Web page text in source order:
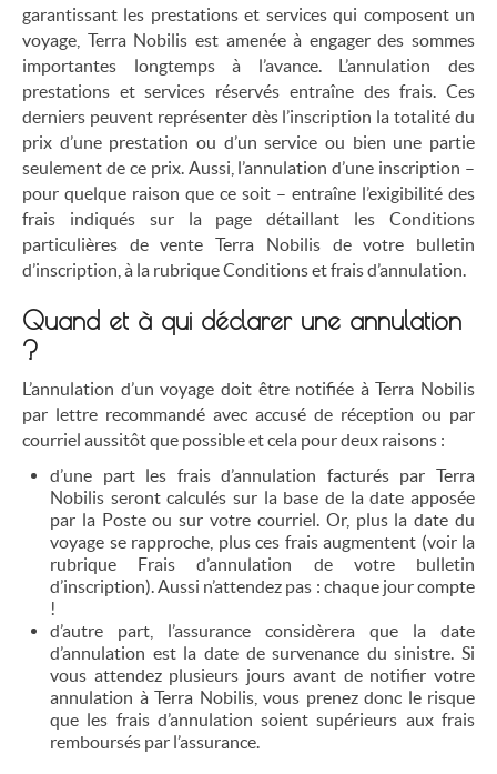
garantissant les prestations et services qui composent un
voyage, Terra Nobilis est amenée à engager des sommes
importantes longtemps à l’avance. L’annulation des
prestations et services réservés entraîne des frais. Ces
derniers peuvent représenter dès l’inscription la totalité du
prix d’une prestation ou d’un service ou bien une partie
seulement de ce prix. Aussi, l’annulation d’une inscription –
pour quelque raison que ce soit – entraîne l’exigibilité des
frais indiqués sur la page détaillant les Conditions
particulières de vente Terra Nobilis de votre bulletin
d’inscription, à la rubrique Conditions et frais d’annulation.
Quand et à qui déclarer une annulation
?
L’annulation d’un voyage doit être notifiée à Terra Nobilis
par lettre recommandé avec accusé de réception ou par
courriel aussitôt que possible et cela pour deux raisons :
d’une part les frais d’annulation facturés par Terra
Nobilis seront calculés sur la base de la date apposée
par la Poste ou sur votre courriel. Or, plus la date du
voyage se rapproche, plus ces frais augmentent (voir la
rubrique Frais d’annulation de votre bulletin
d’inscription). Aussi n’attendez pas : chaque jour compte
!
d’autre part, l’assurance considèrera que la date
d’annulation est la date de survenance du sinistre. Si
vous attendez plusieurs jours avant de notifier votre
annulation à Terra Nobilis, vous prenez donc le risque
que les frais d’annulation soient supérieurs aux frais
remboursés par l’assurance.